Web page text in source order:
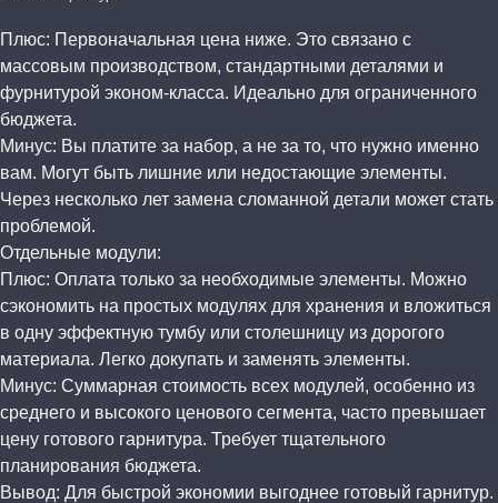
Плюс: Первоначальная цена ниже. Это связано с
массовым производством, стандартными деталями и
фурнитурой эконом-класса. Идеально для ограниченного
бюджета.
Минус: Вы платите за набор, а не за то, что нужно именно
вам. Могут быть лишние или недостающие элементы.
Через несколько лет замена сломанной детали может стать
проблемой.
Отдельные модули:
Плюс: Оплата только за необходимые элементы. Можно
сэкономить на простых модулях для хранения и вложиться
в одну эффектную тумбу или столешницу из дорогого
материала. Легко докупать и заменять элементы.
Минус: Суммарная стоимость всех модулей, особенно из
среднего и высокого ценового сегмента, часто превышает
цену готового гарнитура. Требует тщательного
планирования бюджета.
Вывод: Для быстрой экономии выгоднее готовый гарнитур.